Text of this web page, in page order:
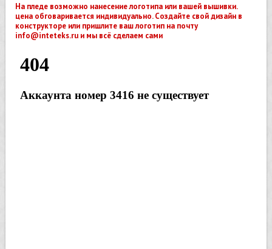
На пледе возможно нанесение логотипа или вашей вышивки.
цена обговаривается индивидуально. Создайте свой дизайн в
конструкторе или пришлите ваш логотип на почту
info@inteteks.ru и мы всё сделаем сами